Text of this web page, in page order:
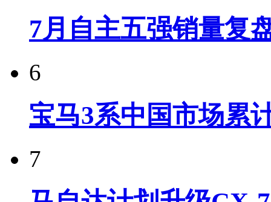
7月自主五强销量复
6
宝马3系中国市场累
7